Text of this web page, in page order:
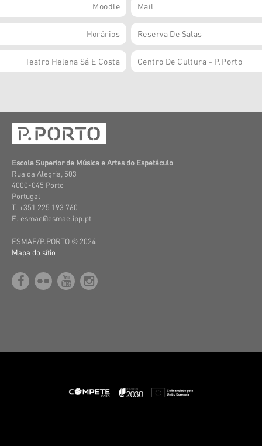
Moodle Mail
Horários Reserva De Salas
Teatro Helena Sá E Costa Centro De Cultura - P.Porto
Escola Superior de Música e Artes do Espetáculo
Rua da Alegria, 503
4000-045 Porto
Portugal
T. +351 225 193 760
E. esmae@esmae.ipp.pt
ESMAE/P.PORTO © 2024
Mapa do sítio